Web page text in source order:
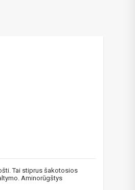
Tai stiprus šakotosios
Aminorūgštys